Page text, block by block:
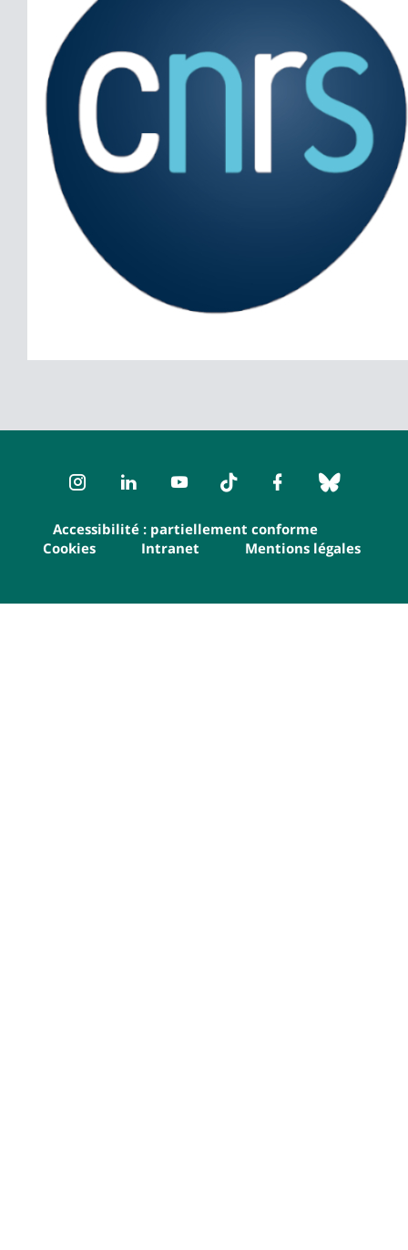
InstagramLinkedInYoutubeTikTok Facebook
Accessibilité : partiellement conforme
Cookies
Intranet Mentions légales